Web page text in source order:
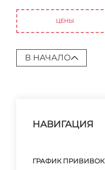
ЦЕНЫ
В НАЧАЛО
НАВИГАЦИЯ
ГРАФИК ПРИВИВОК